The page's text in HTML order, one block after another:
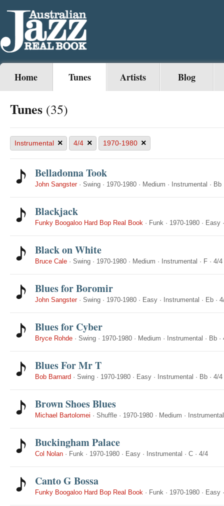
Home Tunes Artists Blog
Tunes (35)
Instrumental × 4/4 × 1970-1980 ×
Belladonna Took
John Sangster· Swing · 1970-1980 · Medium · Instrumental · Bb
Blackjack
Funky Boogaloo Hard Bop Real Book · Funk · 1970-1980 · Easy
Black on White
Bruce Cale · Swing · 1970-1980 · Medium · Instrumental · F · 4/4
Blues for Boromir
John Sangster· Swing · 1970-1980 · Easy · Instrumental · Eb ·
Blues for Cyber
Bryce Rohde · Swing · 1970-1980 · Medium · Instrumental · Bb ·
Blues For Mr T
Bob Barnard · Swing · 1970-1980 · Easy · Instrumental · Bb · 4/4
Brown Shoes Blues
Michael Bartolomei · Shuffle · 1970-1980 · Medium · Instrumental
Buckingham Palace
Col Nolan · Funk · 1970-1980 · Easy · Instrumental · C · 4/4
Canto G Bossa
Funky Boogaloo Hard Bop Real Book · Funk · 1970-1980 · Easy